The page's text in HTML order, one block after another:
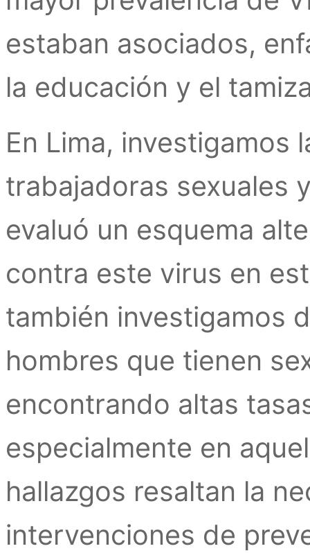
estaban asociados,
la educación y el
En Lima, investigamos
trabajadoras sexuales
evaluó un esquema
contra este virus en
también investigamos
hombres que tienen
encontrando altas
especialmente en
hallazgos resaltan la
intervenciones de